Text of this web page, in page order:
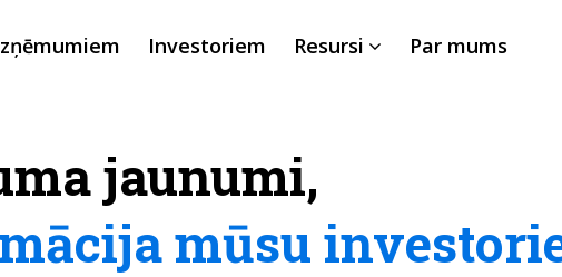
Investoriem Resursi Par mums
jaunumi,
mūsu